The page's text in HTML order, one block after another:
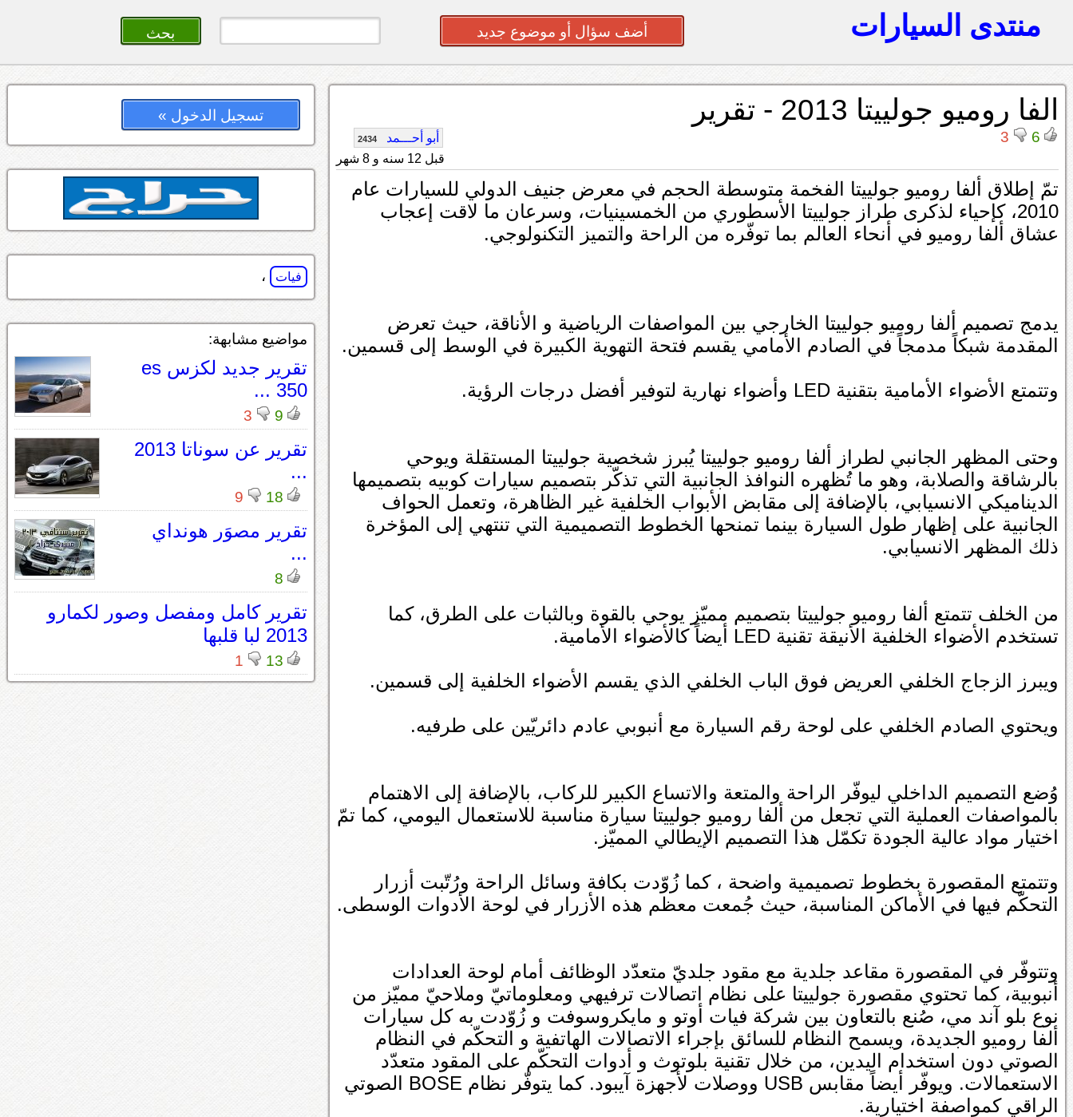
منتدى السيارات أضف سؤال أو موضوع جديد
الفا روميو جولييتا 2013 - تقرير
6
3 أبو أحـــمد 2434
قبل 12 سنه و 8 شهر
تمّ إطلاق ألفا روميو جولييتا الفخمة متوسطة الحجم في معرض جنيف الدولي للسيارات عام
2010، كإحياء لذكرى طراز جولييتا الأسطوري من الخمسينيات، وسرعان ما لاقت إعجاب
عشاق ألفا روميو في أنحاء العالم بما توفّره من الراحة والتميز التكنولوجي.
يدمج تصميم ألفا روميو جولييتا الخارجي بين المواصفات الرياضية و الأناقة، حيث تعرض
المقدمة شبكاً مدمجاً في الصادم الأمامي يقسم فتحة التهوية الكبيرة في الوسط إلى قسمين.
وتتمتع الأضواء الأمامية بتقنية LED وأضواء نهارية لتوفير أفضل درجات الرؤية.
وحتى المظهر الجانبي لطراز ألفا روميو جولييتا يُبرز شخصية جولييتا المستقلة ويوحي
بالرشاقة والصلابة، وهو ما تُظهره النوافذ الجانبية التي تذكّر بتصميم سيارات كوبيه بتصميمها
الديناميكي الانسيابي، بالإضافة إلى مقابض الأبواب الخلفية غير الظاهرة، وتعمل الحواف
الجانبية على إظهار طول السيارة بينما تمنحها الخطوط التصميمية التي تنتهي إلى المؤخرة
ذلك المظهر الانسيابي.
من الخلف تتمتع ألفا روميو جولييتا بتصميم مميّز يوحي بالقوة وبالثبات على الطرق، كما
تستخدم الأضواء الخلفية الأنيقة تقنية LED أيضاً كالأضواء الأمامية.
ويبرز الزجاج الخلفي العريض فوق الباب الخلفي الذي يقسم الأضواء الخلفية إلى قسمين.
ويحتوي الصادم الخلفي على لوحة رقم السيارة مع أنبوبي عادم دائريّين على طرفيه.
وُضع التصميم الداخلي ليوفّر الراحة والمتعة والاتساع الكبير للركاب، بالإضافة إلى الاهتمام
بالمواصفات العملية التي تجعل من ألفا روميو جولييتا سيارة مناسبة للاستعمال اليومي، كما تمّ
اختيار مواد عالية الجودة تكمّل هذا التصميم الإيطالي المميّز.
وتتمتع المقصورة بخطوط تصميمية واضحة ، كما زُوّدت بكافة وسائل الراحة ورُتّبت أزرار
التحكّم فيها في الأماكن المناسبة، حيث جُمعت معظم هذه الأزرار في لوحة الأدوات الوسطى.
وتتوفّر في المقصورة مقاعد جلدية مع مقود جلديّ متعدّد الوظائف أمام لوحة العدادات
أنبوبية، كما تحتوي مقصورة جولييتا على نظام اتصالات ترفيهي ومعلوماتيّ وملاحيّ مميّز من
نوع بلو آند مي، صُنع بالتعاون بين شركة فيات أوتو و مايكروسوفت و زُوّدت به كل سيارات
ألفا روميو الجديدة، ويسمح النظام للسائق بإجراء الاتصالات الهاتفية و التحكّم في النظام
الصوتي دون استخدام اليدين، من خلال تقنية بلوتوث و أدوات التحكّم على المقود متعدّد
الاستعمالات. ويوفّر أيضاً مقابس USB ووصلات لأجهزة آيبود. كما يتوفّر نظام BOSE الصوتي
الراقي كمواصفة اختيارية.
تسجيل الدخول »
فيات ،
مواضيع مشابهة:
تقرير جديد لكزس es
350 ...
9
3
تقرير عن سوناتا 2013
...
18
9
تقرير مصوَر هونداي
...
8
تقرير كامل ومفصل وصور لكمارو
2013 لبا قلبها
13
1